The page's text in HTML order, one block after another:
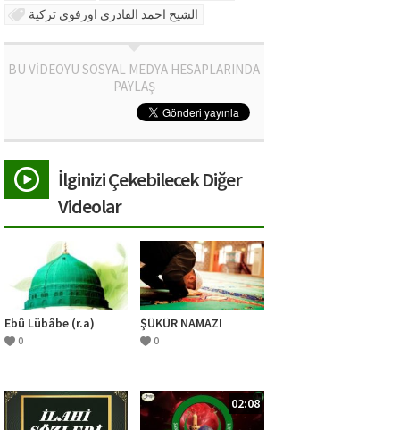
الشيخ احمد القادرى اورفوي تركية
BU VİDEOYU SOSYAL MEDYA HESAPLARINDA
PAYLAŞ
İlginizi Çekebilecek Diğer
Videolar
Ebû Lübâbe (r.a)
0
ŞÜKÜR NAMAZI
0
02:08